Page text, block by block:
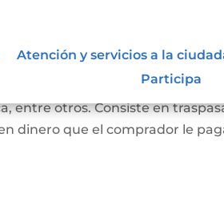
Atención y servicios a la
Participa
convierte en propietaria de una
entre otros. Consiste en
dinero que el comprador le